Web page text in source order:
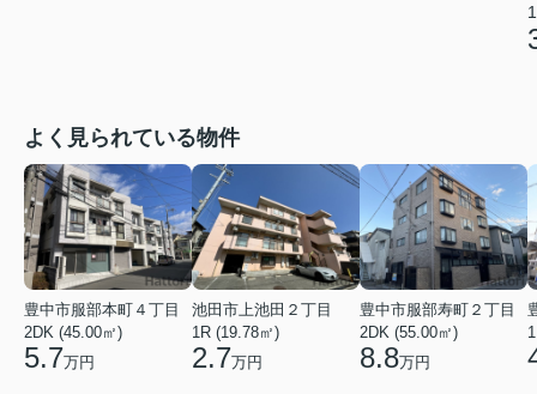
よく見られている物件
豊中市服部本町４丁目
2DK (45.00㎡)
5.7万円
池田市上池田２丁目
1R (19.78㎡)
2.7万円
豊中市服部寿町２丁目
2DK (55.00㎡)
8.8万円